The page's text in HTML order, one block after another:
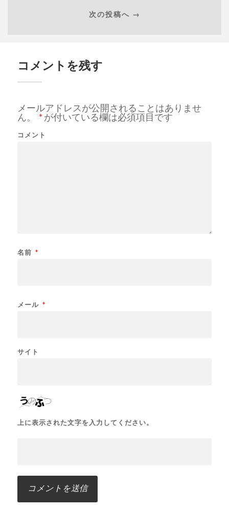
次の投稿へ →
コメントを残す
メールアドレスが公開されることはありませ
ん。
*が付いている欄は必須項目です
コメント
名前 *
メール *
サイト
上に表示された文字を入力してください。